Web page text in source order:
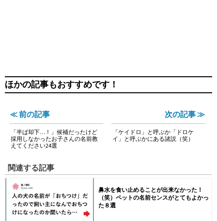
ほかの記事もおすすめです！
≪ 前の記事
「半ば却下…！」候補だったけど
採用しなかったお子さんの名前教
えてください24選
次の記事 ≫
「ケイドロ」と呼ぶか「ドロケ
イ」と呼ぶかにある諸説（笑）
関連する記事
鼻水を食い止めることが出来なかった！
（笑）ペットの名前センスがとてもよかっ
た８選